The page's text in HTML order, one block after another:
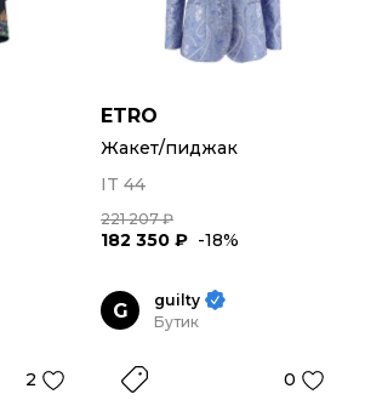
ETRO
Жакет/пиджак
IT 44
221 207 ₽
182 350 ₽ -18%
2
G
guilty
Бутик
0